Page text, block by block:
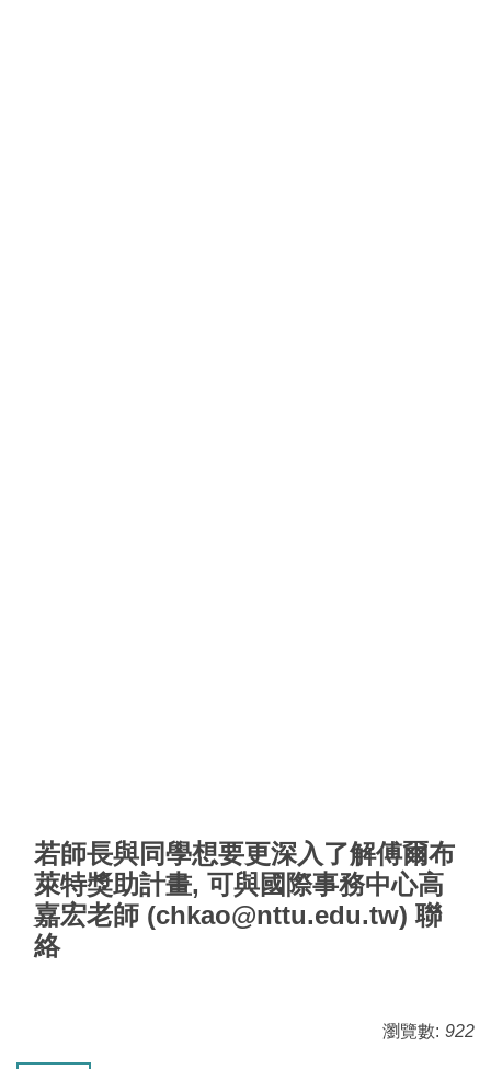
若師長與同學想要更深入了解傅爾布
萊特獎助計畫, 可與國際事務中心高
嘉宏老師 (chkao@nttu.edu.tw) 聯
絡
瀏覽數: 922